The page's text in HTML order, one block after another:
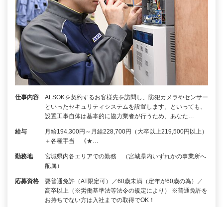
仕事内容
ALSOKを契約するお客様先を訪問し、防犯カメラやセンサー
といったセキュリティシステムを設置します。といっても、
設置工事自体は基本的に協力業者が行うため、あなた…
給与
月給194,300円～月給228,700円（大卒以上219,500円以上）
＋各種手当 《★…
勤務地
宮城県内各エリアでの勤務 （宮城県内いずれかの事業所へ
配属）
応募資格
要普通免許（AT限定可）／60歳未満（定年が60歳の為）／
高卒以上（※労働基準法等法令の規定により） ※普通免許を
お持ちでない方は入社までの取得でOK！